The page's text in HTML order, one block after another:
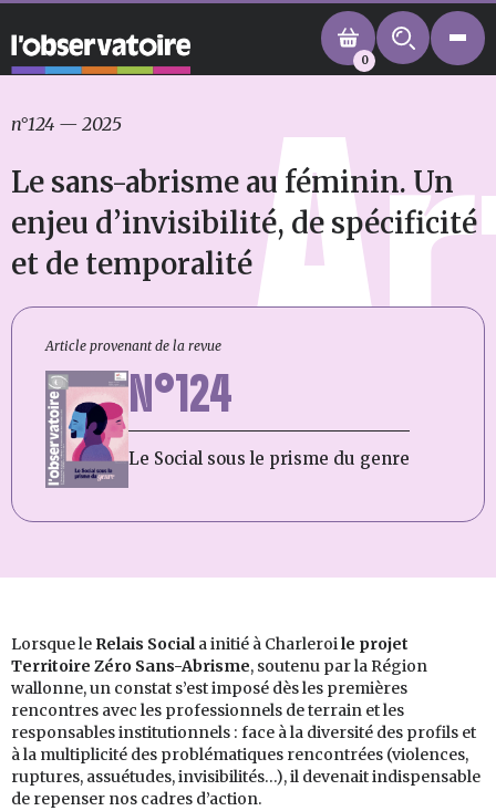
0
n°124 — 2025
Le sans-abrisme au féminin. Un
enjeu d’invisibilité, de spécificité
et de temporalité
Article provenant de la revue
N°124
Le Social sous le prisme du genre
Lorsque le Relais Sociala initié à Charleroile projet
Territoire Zéro Sans-Abrisme, soutenu par la Région
wallonne, un constat s’est imposé dès les premières
rencontres avec les professionnels de terrain et les
responsables institutionnels : face à la diversité des profils et
à la multiplicité des problématiques rencontrées (violences,
ruptures, assuétudes, invisibilités…), il devenait indispensable
de repenser nos cadres d’action.